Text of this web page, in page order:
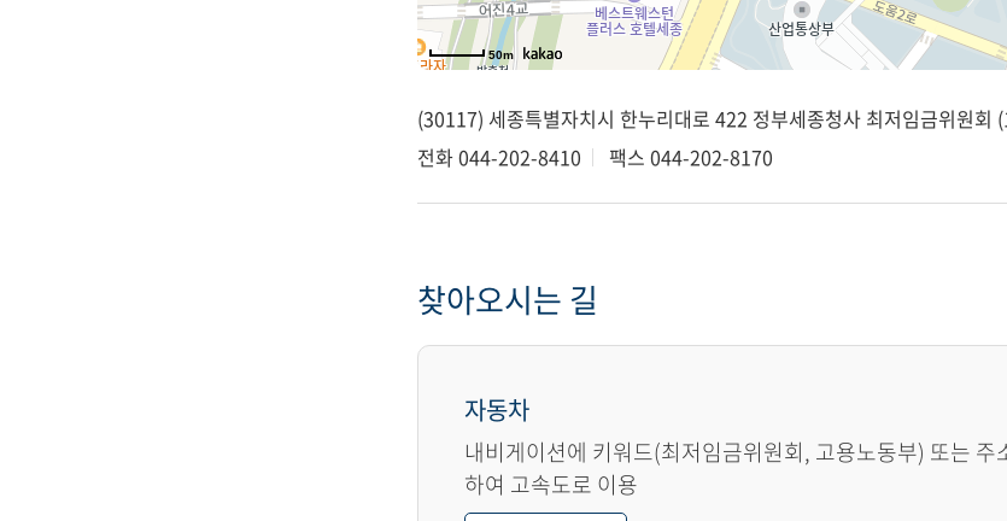
50m
(30117) 세종특별자치시 한누리대로 422 정부세종청사 최저임금위원회
전화044-202-8410 팩스 044-202-8170
찾아오시는 길
자동차
내비게이션에 키워드(최저임금위원회, 고용노동부) 또는
하여 고속도로 이용